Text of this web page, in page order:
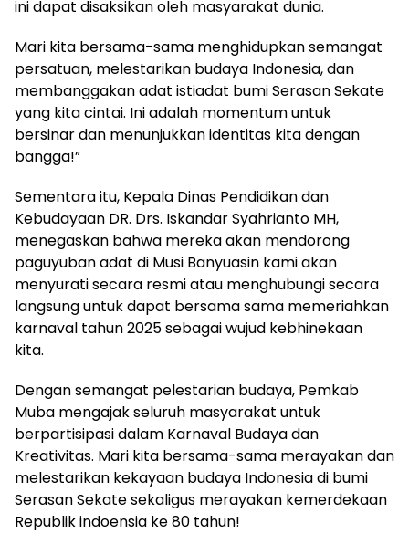
ini dapat disaksikan oleh masyarakat dunia.
Mari kita bersama-sama menghidupkan semangat
persatuan, melestarikan budaya Indonesia, dan
membanggakan adat istiadat bumi Serasan Sekate
yang kita cintai. Ini adalah momentum untuk
bersinar dan menunjukkan identitas kita dengan
bangga!”
Sementara itu, Kepala Dinas Pendidikan dan
Kebudayaan DR. Drs. Iskandar Syahrianto MH,
menegaskan bahwa mereka akan mendorong
paguyuban adat di Musi Banyuasin kami akan
menyurati secara resmi atau menghubungi secara
langsung untuk dapat bersama sama memeriahkan
karnaval tahun 2025 sebagai wujud kebhinekaan
kita.
Dengan semangat pelestarian budaya, Pemkab
Muba mengajak seluruh masyarakat untuk
berpartisipasi dalam Karnaval Budaya dan
Kreativitas. Mari kita bersama-sama merayakan dan
melestarikan kekayaan budaya Indonesia di bumi
Serasan Sekate sekaligus merayakan kemerdekaan
Republik indoensia ke 80 tahun!